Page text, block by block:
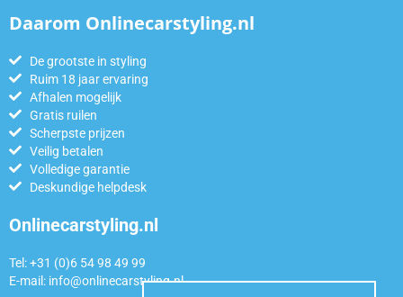
Daarom Onlinecarstyling.nl
De grootste in styling
Ruim 18 jaar ervaring
Afhalen mogelijk
Gratis ruilen
Scherpste prijzen
Veilig betalen
Volledige garantie
Deskundige helpdesk
Onlinecarstyling.nl
Tel: +31 (0)6 54 98 49 99
E-mail: info@onlinecarstyling.nl